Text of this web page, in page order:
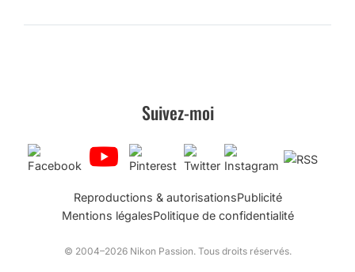
Suivez-moi
Reproductions & autorisationsPublicité
Mentions légalesPolitique de confidentialité
© 2004–2026 Nikon Passion. Tous droits réservés.